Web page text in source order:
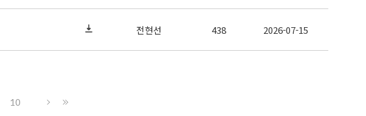
전현선 438 2026-07-15
10